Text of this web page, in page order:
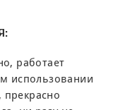
работает
использовании
прекрасно